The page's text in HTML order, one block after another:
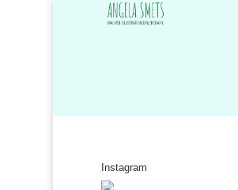
Instagram